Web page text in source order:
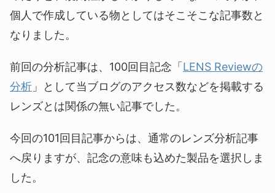
個人で作成している物としてはそこそこな記事数と
なりました。
前回の分析記事は、100回目記念「 LENS Reviewの
分析 」として当ブログのアクセス数などを掲載する
レンズとは関係の無い記事でした。
今回の101回目記事からは、通常のレンズ分析記事
へ戻りますが、記念の意味も込めた製品を選択しま
した。